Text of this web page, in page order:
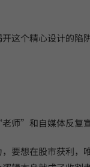
这个精心设计的陷阱
师”和自媒体反复宣
要想在股市获利，